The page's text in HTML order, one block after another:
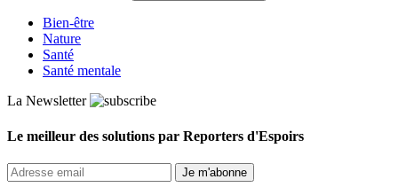
Bien-être
Nature
Santé
Santé mentale
La Newsletter
Le meilleur des solutions par Reporters d'Espoirs